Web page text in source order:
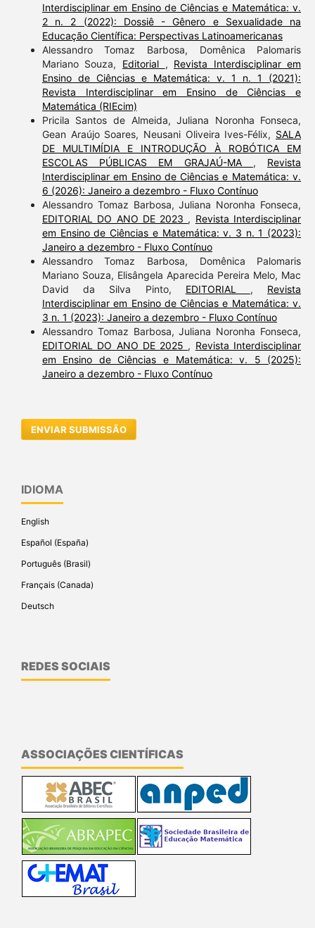
Interdisciplinar em Ensino de Ciências e Matemática: v.
2 n. 2 (2022): Dossiê - Gênero e Sexualidade na
Educação Científica: Perspectivas Latinoamericanas
Alessandro Tomaz Barbosa, Domênica Palomaris
Mariano Souza, Editorial , Revista Interdisciplinar em
Ensino de Ciências e Matemática: v. 1 n. 1 (2021):
Revista Interdisciplinar em Ensino de Ciências e
Matemática (RIEcim)
Pricila Santos de Almeida, Juliana Noronha Fonseca,
Gean Araújo Soares, Neusani Oliveira Ives-Félix, SALA
DE MULTIMÍDIA E INTRODUÇÃO À ROBÓTICA EM
ESCOLAS PÚBLICAS EM GRAJAÚ-MA , Revista
Interdisciplinar em Ensino de Ciências e Matemática: v.
6 (2026): Janeiro a dezembro - Fluxo Contínuo
Alessandro Tomaz Barbosa, Juliana Noronha Fonseca,
EDITORIAL DO ANO DE 2023 , Revista Interdisciplinar
em Ensino de Ciências e Matemática: v. 3 n. 1 (2023):
Janeiro a dezembro - Fluxo Contínuo
Alessandro Tomaz Barbosa, Domênica Palomaris
Mariano Souza, Elisângela Aparecida Pereira Melo, Mac
David da Silva Pinto, EDITORIAL , Revista
Interdisciplinar em Ensino de Ciências e Matemática: v.
3 n. 1 (2023): Janeiro a dezembro - Fluxo Contínuo
Alessandro Tomaz Barbosa, Juliana Noronha Fonseca,
EDITORIAL DO ANO DE 2025 , Revista Interdisciplinar
em Ensino de Ciências e Matemática: v. 5 (2025):
Janeiro a dezembro - Fluxo Contínuo
ENVIAR SUBMISSÃO
IDIOMA
English
Español (España)
Português (Brasil)
Français (Canada)
Deutsch
REDES SOCIAIS
ASSOCIAÇÕES CIENTÍFICAS